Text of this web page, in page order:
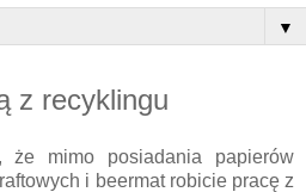
▼
z recyklingu
mimo posiadania papierów
i beermat robicie pracę z